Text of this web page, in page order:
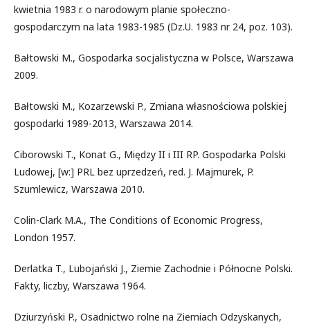
kwietnia 1983 r. o narodowym planie społeczno-
gospodarczym na lata 1983-1985 (Dz.U. 1983 nr 24, poz. 103).
Bałtowski M., Gospodarka socjalistyczna w Polsce, Warszawa
2009.
Bałtowski M., Kozarzewski P., Zmiana własnościowa polskiej
gospodarki 1989-2013, Warszawa 2014.
Ciborowski T., Konat G., Między II i III RP. Gospodarka Polski
Ludowej, [w:] PRL bez uprzedzeń, red. J. Majmurek, P.
Szumlewicz, Warszawa 2010.
Colin-Clark M.A., The Conditions of Economic Progress,
London 1957.
Derlatka T., Lubojański J., Ziemie Zachodnie i Północne Polski.
Fakty, liczby, Warszawa 1964.
Dziurzyński P., Osadnictwo rolne na Ziemiach Odzyskanych,